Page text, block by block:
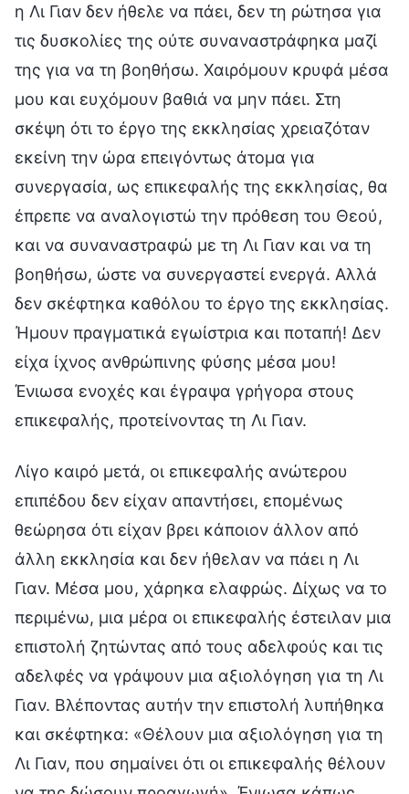
η Λι Γιαν δεν ήθελε να πάει, δεν τη ρώτησα για
τις δυσκολίες της ούτε συναναστράφηκα μαζί
της για να τη βοηθήσω. Χαιρόμουν κρυφά μέσα
μου και ευχόμουν βαθιά να μην πάει. Στη
σκέψη ότι το έργο της εκκλησίας χρειαζόταν
εκείνη την ώρα επειγόντως άτομα για
συνεργασία, ως επικεφαλής της εκκλησίας, θα
έπρεπε να αναλογιστώ την πρόθεση του Θεού,
και να συναναστραφώ με τη Λι Γιαν και να τη
βοηθήσω, ώστε να συνεργαστεί ενεργά. Αλλά
δεν σκέφτηκα καθόλου το έργο της εκκλησίας.
Ήμουν πραγματικά εγωίστρια και ποταπή! Δεν
είχα ίχνος ανθρώπινης φύσης μέσα μου!
Ένιωσα ενοχές και έγραψα γρήγορα στους
επικεφαλής, προτείνοντας τη Λι Γιαν.
Λίγο καιρό μετά, οι επικεφαλής ανώτερου
επιπέδου δεν είχαν απαντήσει, επομένως
θεώρησα ότι είχαν βρει κάποιον άλλον από
άλλη εκκλησία και δεν ήθελαν να πάει η Λι
Γιαν. Μέσα μου, χάρηκα ελαφρώς. Δίχως να το
περιμένω, μια μέρα οι επικεφαλής έστειλαν μια
επιστολή ζητώντας από τους αδελφούς και τις
αδελφές να γράψουν μια αξιολόγηση για τη Λι
Γιαν. Βλέποντας αυτήν την επιστολή λυπήθηκα
και σκέφτηκα: «Θέλουν μια αξιολόγηση για τη
Λι Γιαν, που σημαίνει ότι οι επικεφαλής θέλουν